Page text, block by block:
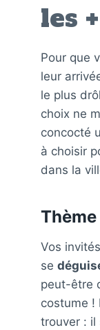
les
Pour que
leur
le plus
choix ne
concocté
à choisir
dans la
Vos
se
peut-être
costume !
trouver : il